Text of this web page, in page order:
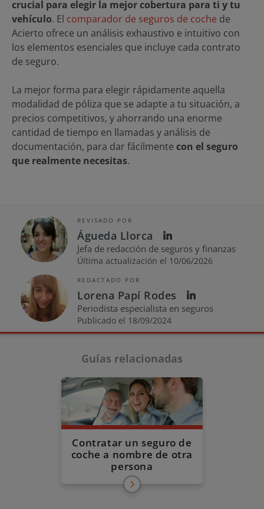
crucial para elegir la mejor cobertura para ti y tu
vehículo. El comparador de seguros de coche de
Acierto ofrece un análisis exhaustivo e intuitivo con
los elementos esenciales que incluye cada contrato
de seguro.
La mejor forma para elegir rápidamente aquella
modalidad de póliza que se adapte a tu situación, a
precios competitivos, y ahorrando una enorme
cantidad de tiempo en llamadas y análisis de
documentación, para dar fácilmente con el seguro
que realmente necesitas.
REVISADO POR
Águeda Llorca
Jefa de redacción de seguros y finanzas
Última actualización el 10/06/2026
REDACTADO POR
Lorena Papí Rodes
Periodista especialista en seguros
Publicado el 18/09/2024
Guías relacionadas
Contratar un seguro de
coche a nombre de otra
persona